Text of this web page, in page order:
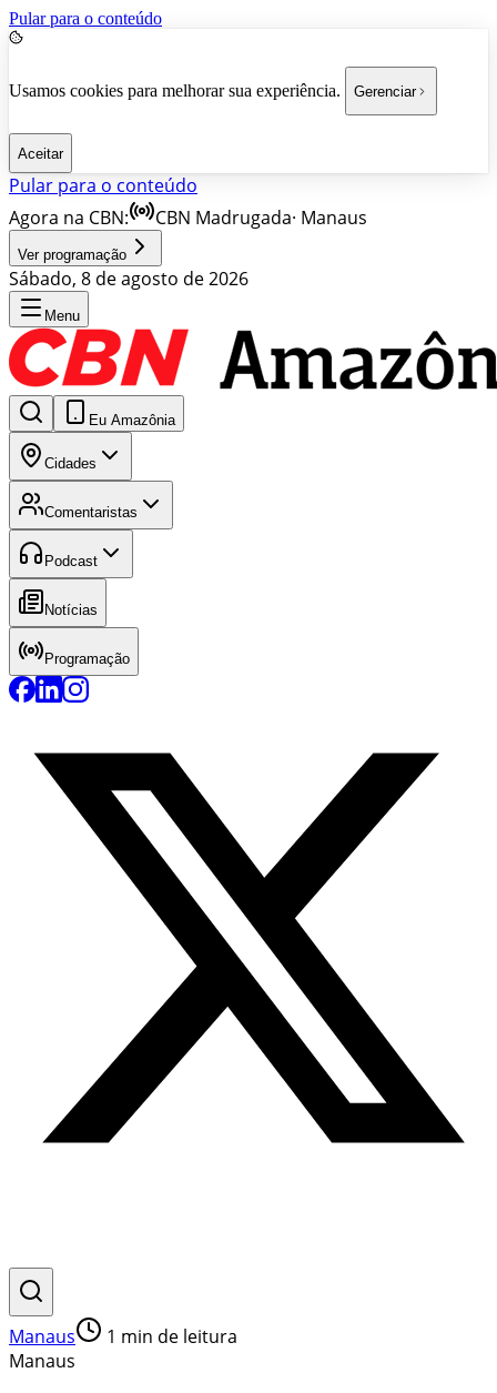
Pular para o conteúdo
Usamos cookies para melhorar sua experiência. Gerenciar
Aceitar
Pular para o conteúdo
Agora na CBN:
CBN Madrugada· Manaus
Ver programação
Sábado, 8 de agosto de 2026
Menu
Eu Amazônia
Cidades
Comentaristas
Podcast
Notícias
Programação
Manaus 1 min de leitura
Manaus